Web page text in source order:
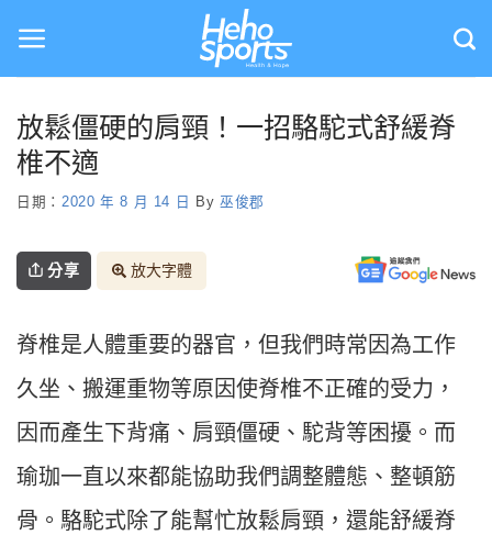
content
放鬆僵硬的肩頸！一招駱駝式舒緩脊
椎不適
日期： 2020 年 8 月 14 日 By 巫俊郡
分享 放大字體
脊椎是人體重要的器官，但我們時常因為工作
久坐、搬運重物等原因使脊椎不正確的受力，
因而產生下背痛、肩頸僵硬、駝背等困擾。而
瑜珈一直以來都能協助我們調整體態、整頓筋
骨。駱駝式除了能幫忙放鬆肩頸，還能舒緩脊